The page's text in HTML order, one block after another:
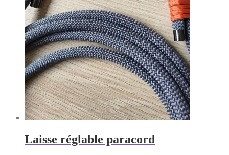
Laisse réglable paracord